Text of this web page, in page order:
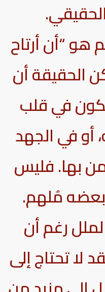
هو “أن أرتاح
الحقيقة أن
في قلب
أو في الجهد
بها. فليس
مُلهم.
رغم أن
لا تحتاج إلى